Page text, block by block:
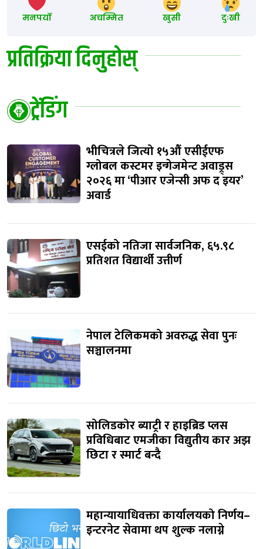
मनपर्यो अचम्मित खुसी दुःखी
प्रतिक्रिया दिनुहोस्
ट्रेंडिंग
भीचित्रले जित्यो १५औं एसीईएफ
ग्लोबल कस्टमर इन्गेजमेन्ट अवाड्र्स
२०२६ मा ‘पीआर एजेन्सी अफ द इयर’
अवार्ड
एसईको नतिजा सार्वजनिक, ६५.९८
प्रतिशत विद्यार्थी उत्तीर्ण
नेपाल टेलिकमको अवरुद्ध सेवा पुनः
सञ्चालनमा
सोलिडकोर ब्याट्री र हाइब्रिड प्लस
प्रविधिबाट एमजीका विद्युतीय कार अझ
छिटा र स्मार्ट बन्दै
महान्यायाधिवक्ता कार्यालयको निर्णय–
इन्टरनेट सेवामा थप शुल्क नलाग्ने